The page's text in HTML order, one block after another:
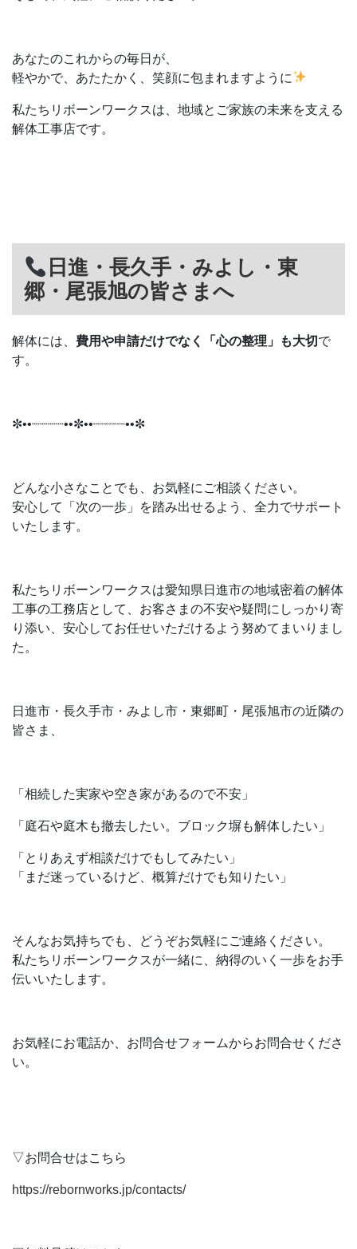
あなたのこれからの毎日が、
軽やかで、あたたかく、笑顔に包まれますように
私たちリボーンワークスは、地域とご家族の未来を支える
解体工事店です。
日進・長久手・みよし・東
郷・尾張旭の皆さまへ
解体には、 費用や申請だけでなく「心の整理」も大切 で
す。
✼••┈┈┈┈••✼••┈┈┈┈••✼
どんな小さなことでも、お気軽にご相談ください。
安心して「次の一歩」を踏み出せるよう、全力でサポート
いたします。
私たちリボーンワークスは愛知県日進市の地域密着の解体
工事の工務店として、お客さまの不安や疑問にしっかり寄
り添い、安心してお任せいただけるよう努めてまいりまし
た。
日進市・長久手市・みよし市・東郷町・尾張旭市の近隣の
皆さま、
「相続した実家や空き家があるので不安」
「庭石や庭木も撤去したい。ブロック塀も解体したい」
「とりあえず相談だけでもしてみたい」
「まだ迷っているけど、概算だけでも知りたい」
そんなお気持ちでも、どうぞお気軽にご連絡ください。
私たちリボーンワークスが一緒に、納得のいく一歩をお手
伝いいたします。
お気軽にお電話か、お問合せフォームからお問合せくださ
い。
▽お問合せはこちら
https://rebornworks.jp/contacts/